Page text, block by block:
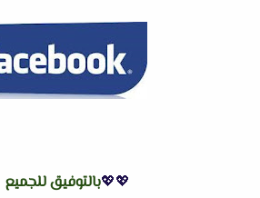
💖💖بالتوفيق للجميع